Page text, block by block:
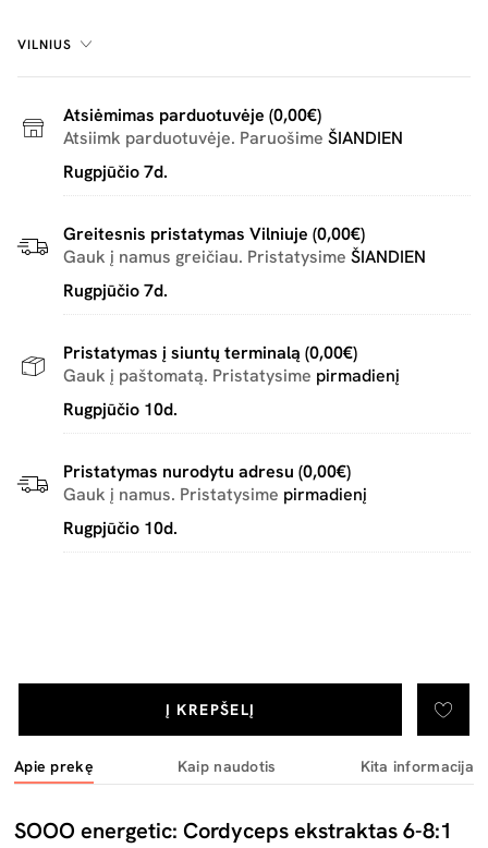
Į KREPŠELĮ
VILNIUS
Atsiėmimas parduotuvėje (0,00€)
Atsiimk parduotuvėje. Paruošime ŠIANDIEN
Rugpjūčio 7d.
Greitesnis pristatymas Vilniuje (0,00€)
Gauk į namus greičiau. Pristatysime ŠIANDIEN
Rugpjūčio 7d.
Pristatymas į siuntų terminalą (0,00€)
Gauk į paštomatą. Pristatysime pirmadienį
Rugpjūčio 10d.
Pristatymas nurodytu adresu (0,00€)
Gauk į namus. Pristatysime pirmadienį
Rugpjūčio 10d.
Apie prekę Kaip naudotis Kita informacija
SOOO energetic: Cordyceps ekstraktas 6-8:1